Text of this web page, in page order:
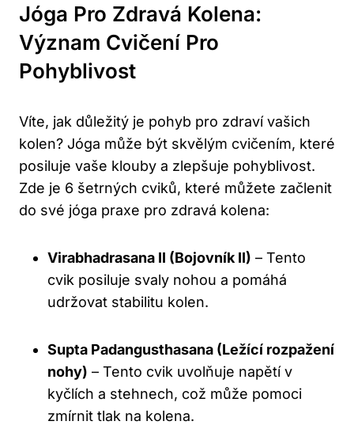
Jóga Pro Zdravá Kolena:
Význam Cvičení Pro
Pohyblivost
Víte, jak důležitý je pohyb pro zdraví vašich
kolen? Jóga může být skvělým cvičením, které
posiluje vaše klouby a zlepšuje pohyblivost.
Zde je 6 šetrných cviků, které můžete začlenit
do své jóga praxe pro zdravá kolena:
Virabhadrasana II (Bojovník II) – Tento
cvik posiluje svaly nohou a pomáhá
udržovat stabilitu kolen.
Supta Padangusthasana (Ležící rozpažení
nohy) – Tento cvik uvolňuje napětí v
kyčlích a stehnech, což může pomoci
zmírnit tlak na kolena.